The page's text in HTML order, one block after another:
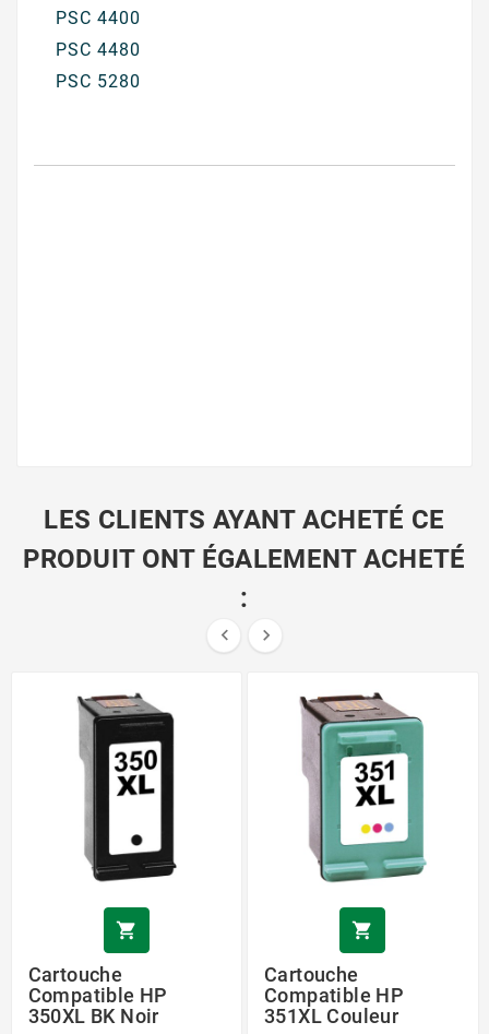
PSC 4400
PSC 4480
PSC 5280
LES CLIENTS AYANT ACHETÉ CE
PRODUIT ONT ÉGALEMENT ACHETÉ
:
 

Cartouche
Compatible HP
350XL BK Noir

Cartouche
Compatible HP
351XL Couleur